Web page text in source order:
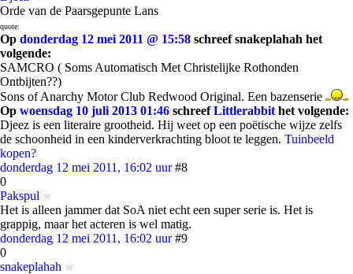
Orde van de Paarsgepunte Lans
quote:
Op donderdag 12 mei 2011 @ 15:58 schreef snakeplahah het
volgende:
SAMCRO ( Soms Automatisch Met Christelijke Rothonden
Ontbijten??)
Sons of Anarchy Motor Club Redwood Original. Een bazenserie
Op woensdag 10 juli 2013 01:46 schreefLittlerabbit het volgende:
Djeez is een literaire grootheid. Hij weet op een poëtische wijze zelfs
de schoonheid in een kinderverkrachting bloot te leggen. Tuinbeeld
kopen?
donderdag 12 mei 2011, 16:02 uur #8
0
Pakspul
Het is alleen jammer dat SoA niet echt een super serie is. Het is
grappig, maar het acteren is wel matig.
donderdag 12 mei 2011, 16:02 uur #9
0
snakeplahah